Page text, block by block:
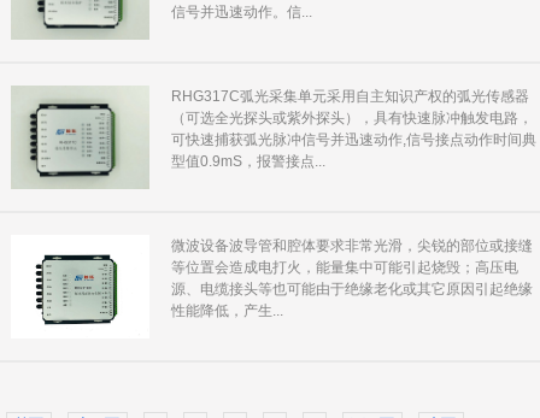
信号并迅速动作。信...
RHG317C弧光采集单元采用自主知识产权的弧光传感器
（可选全光探头或紫外探头），具有快速脉冲触发电路，
可快速捕获弧光脉冲信号并迅速动作,信号接点动作时间典
型值0.9mS，报警接点...
微波设备波导管和腔体要求非常光滑，尖锐的部位或接缝
等位置会造成电打火，能量集中可能引起烧毁；高压电
源、电缆接头等也可能由于绝缘老化或其它原因引起绝缘
性能降低，产生...